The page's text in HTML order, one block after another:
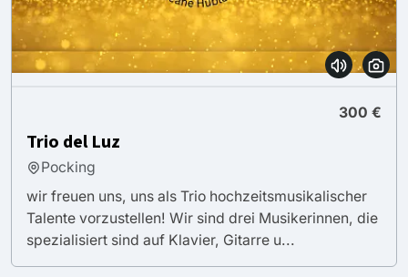
300 €
Trio del Luz
Pocking
wir freuen uns, uns als Trio hochzeitsmusikalischer
Talente vorzustellen! Wir sind drei Musikerinnen, die
spezialisiert sind auf Klavier, Gitarre u...